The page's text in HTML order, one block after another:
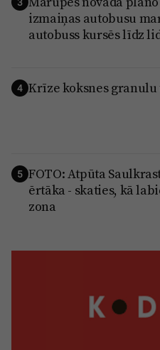
izmaiņas autobusu
autobuss kursēs līdz
4 Krīze koksnes
5 FOTO: Atpūta
ērtāka - skaties, kā
zona